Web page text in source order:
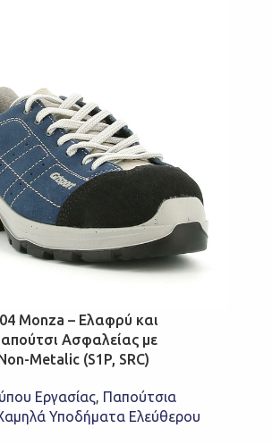
Monza – Ελαφρύ και
Ασφαλείας με
Metalic (S1P, SRC)
Εργασίας, Παπούτσια
Υποδήματα Ελεύθερου